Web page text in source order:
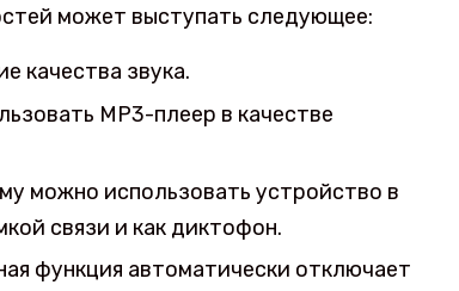
может выступать следующее:
качества звука.
MP3-плеер в качестве
можно использовать устройство в
связи и как диктофон.
функция автоматически отключает